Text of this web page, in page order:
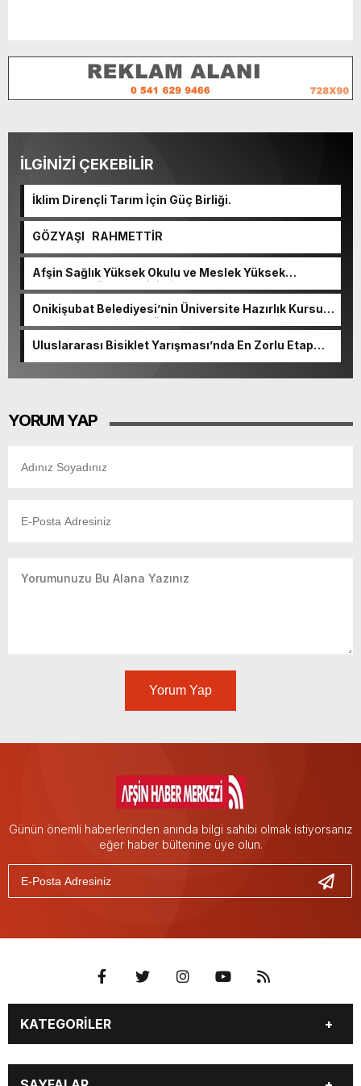
İLGİNİZİ ÇEKEBİLİR
İklim Dirençli Tarım İçin Güç Birliği.
GÖZYAŞI RAHMETTİR
Afşin Sağlık Yüksek Okulu ve Meslek Yüksek
Okulunda görev değişimi!
Onikişubat Belediyesi’nin Üniversite Hazırlık Kursu
başvurularında son gün 7 Ağustos.
Uluslararası Bisiklet Yarışması’nda En Zorlu Etap
Tamamlandı.
YORUM YAP
Yorum Yap
Günün önemli haberlerinden anında bilgi sahibi olmak istiyorsanız
eğer haber bültenine üye olun.
KATEGORİLER
EĞİTİM
EKONOMİ